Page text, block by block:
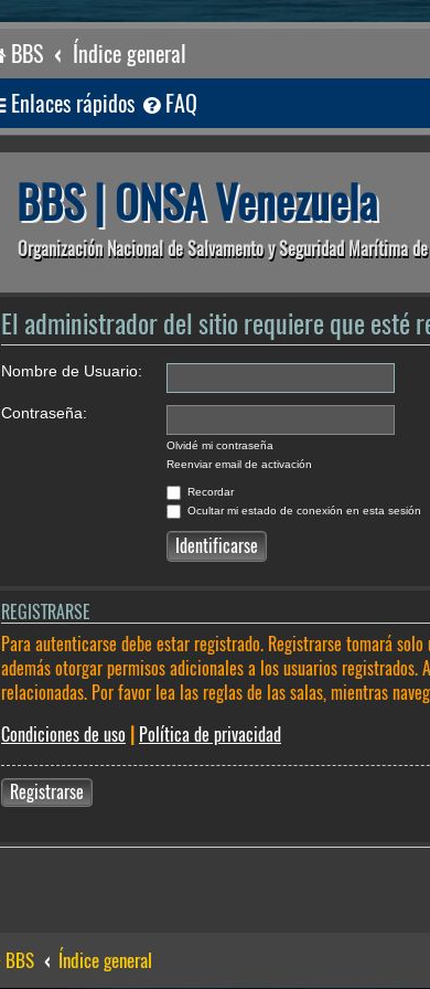
BBS Índice general
Enlaces rápidos FAQ
BBS | ONSA Venezuela
Organización Nacional de Salvamento y Seguridad Marítima
El administrador del sitio requiere que esté
Nombre de Usuario:
Contraseña:
Olvidé mi contraseña
Reenviar email de activación
Recordar
Ocultar mi estado de conexión en esta sesión
REGISTRARSE
Para autenticarse debe estar registrado. Registrarse tomará
además otorgar permisos adicionales a los usuarios
relacionadas. Por favor lea las reglas de las salas, mientras
Condiciones de uso
Política de privacidad
Registrarse
BBS Índice general